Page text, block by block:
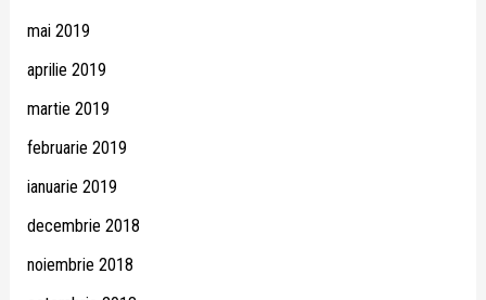
mai 2019
aprilie 2019
martie 2019
februarie 2019
ianuarie 2019
decembrie 2018
noiembrie 2018